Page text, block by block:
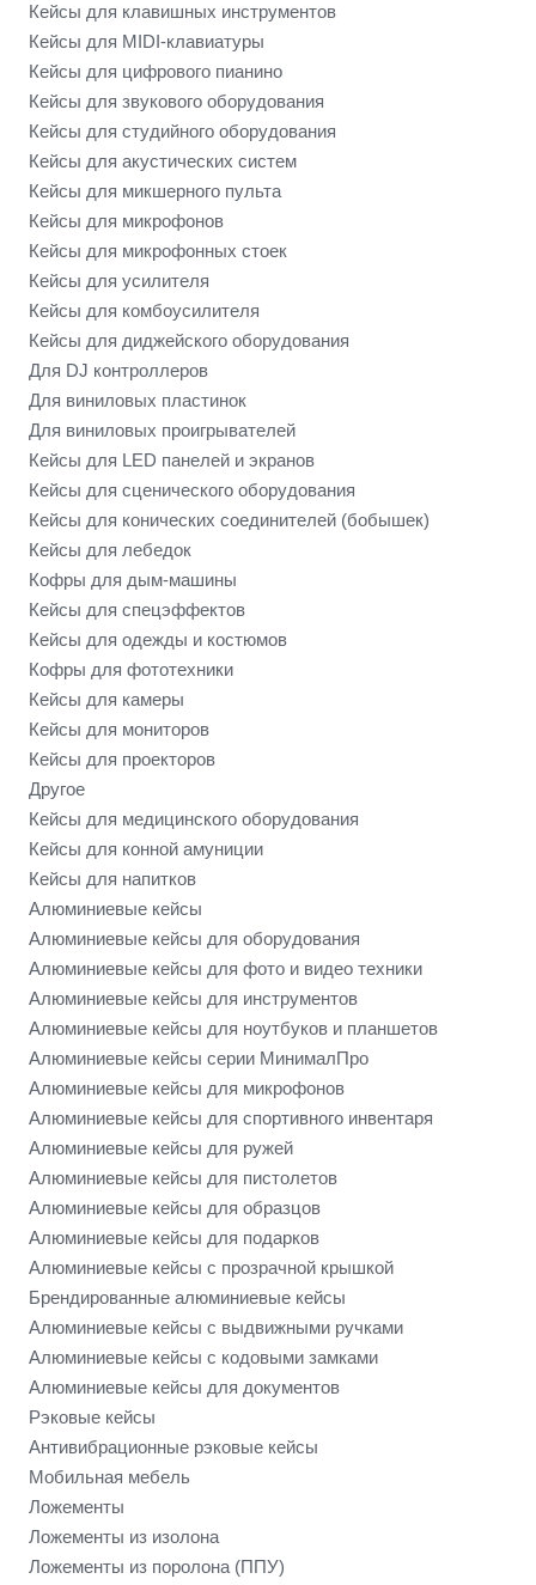
Кейсы для клавишных инструментов
Кейсы для MIDI-клавиатуры
Кейсы для цифрового пианино
Кейсы для звукового оборудования
Кейсы для студийного оборудования
Кейсы для акустических систем
Кейсы для микшерного пульта
Кейсы для микрофонов
Кейсы для микрофонных стоек
Кейсы для усилителя
Кейсы для комбоусилителя
Кейсы для диджейского оборудования
Для DJ контроллеров
Для виниловых пластинок
Для виниловых проигрывателей
Кейсы для LED панелей и экранов
Кейсы для сценического оборудования
Кейсы для конических соединителей (бобышек)
Кейсы для лебедок
Кофры для дым-машины
Кейсы для спецэффектов
Кейсы для одежды и костюмов
Кофры для фототехники
Кейсы для камеры
Кейсы для мониторов
Кейсы для проекторов
Другое
Кейсы для медицинского оборудования
Кейсы для конной амуниции
Кейсы для напитков
Алюминиевые кейсы
Алюминиевые кейсы для оборудования
Алюминиевые кейсы для фото и видео техники
Алюминиевые кейсы для инструментов
Алюминиевые кейсы для ноутбуков и планшетов
Алюминиевые кейсы серии МинималПро
Алюминиевые кейсы для микрофонов
Алюминиевые кейсы для спортивного инвентаря
Алюминиевые кейсы для ружей
Алюминиевые кейсы для пистолетов
Алюминиевые кейсы для образцов
Алюминиевые кейсы для подарков
Алюминиевые кейсы с прозрачной крышкой
Брендированные алюминиевые кейсы
Алюминиевые кейсы с выдвижными ручками
Алюминиевые кейсы с кодовыми замками
Алюминиевые кейсы для документов
Рэковые кейсы
Антивибрационные рэковые кейсы
Мобильная мебель
Ложементы
Ложементы из изолона
Ложементы из поролона (ППУ)